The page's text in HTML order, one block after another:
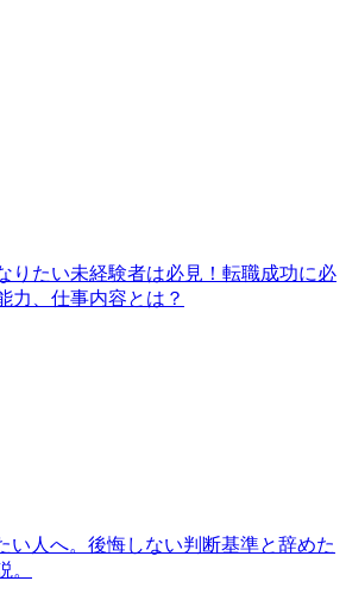
りたい未経験者は必見！転職成功に必
力、仕事内容とは？
い人へ。後悔しない判断基準と辞めた
。